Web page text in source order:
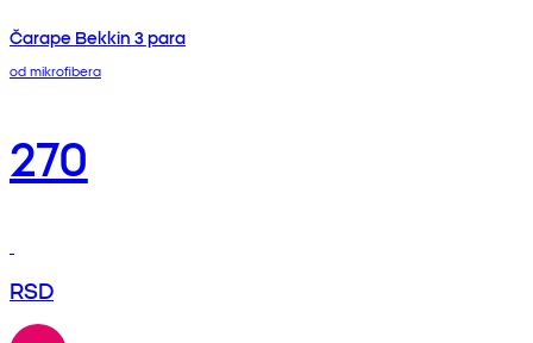
Čarape Bekkin 3 para
od mikrofibera
270
RSD